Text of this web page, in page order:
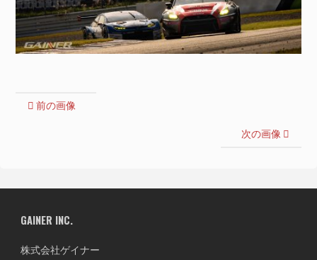
前の画像
次の画像
GAINER INC.
株式会社ゲイナー